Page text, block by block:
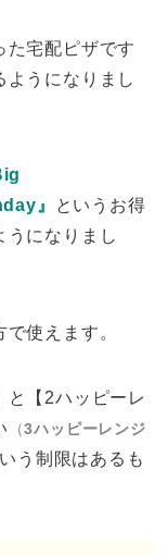
た宅配ピザです
ようになりまし
』
というお得
うになりまし
使えます。
と【2ハッピーレ
（3ハッピーレンジ
う制限はあるも